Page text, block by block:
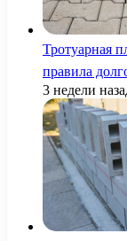
Тротуарная
правила
3 недели